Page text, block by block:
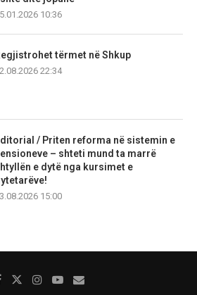
10:36
tërmet në Shkup
22:34
/ Priten reforma në sistemin e
– shteti mund ta marrë
e dytë nga kursimet e
15:00